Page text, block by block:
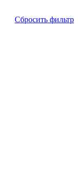
Сбросить фильтр